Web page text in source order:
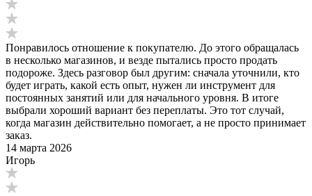
Понравилось отношение к покупателю. До этого обращалась
в несколько магазинов, и везде пытались просто продать
подороже. Здесь разговор был другим: сначала уточнили, кто
будет играть, какой есть опыт, нужен ли инструмент для
постоянных занятий или для начального уровня. В итоге
выбрали хороший вариант без переплаты. Это тот случай,
когда магазин действительно помогает, а не просто принимает
заказ.
14 марта 2026
Игорь